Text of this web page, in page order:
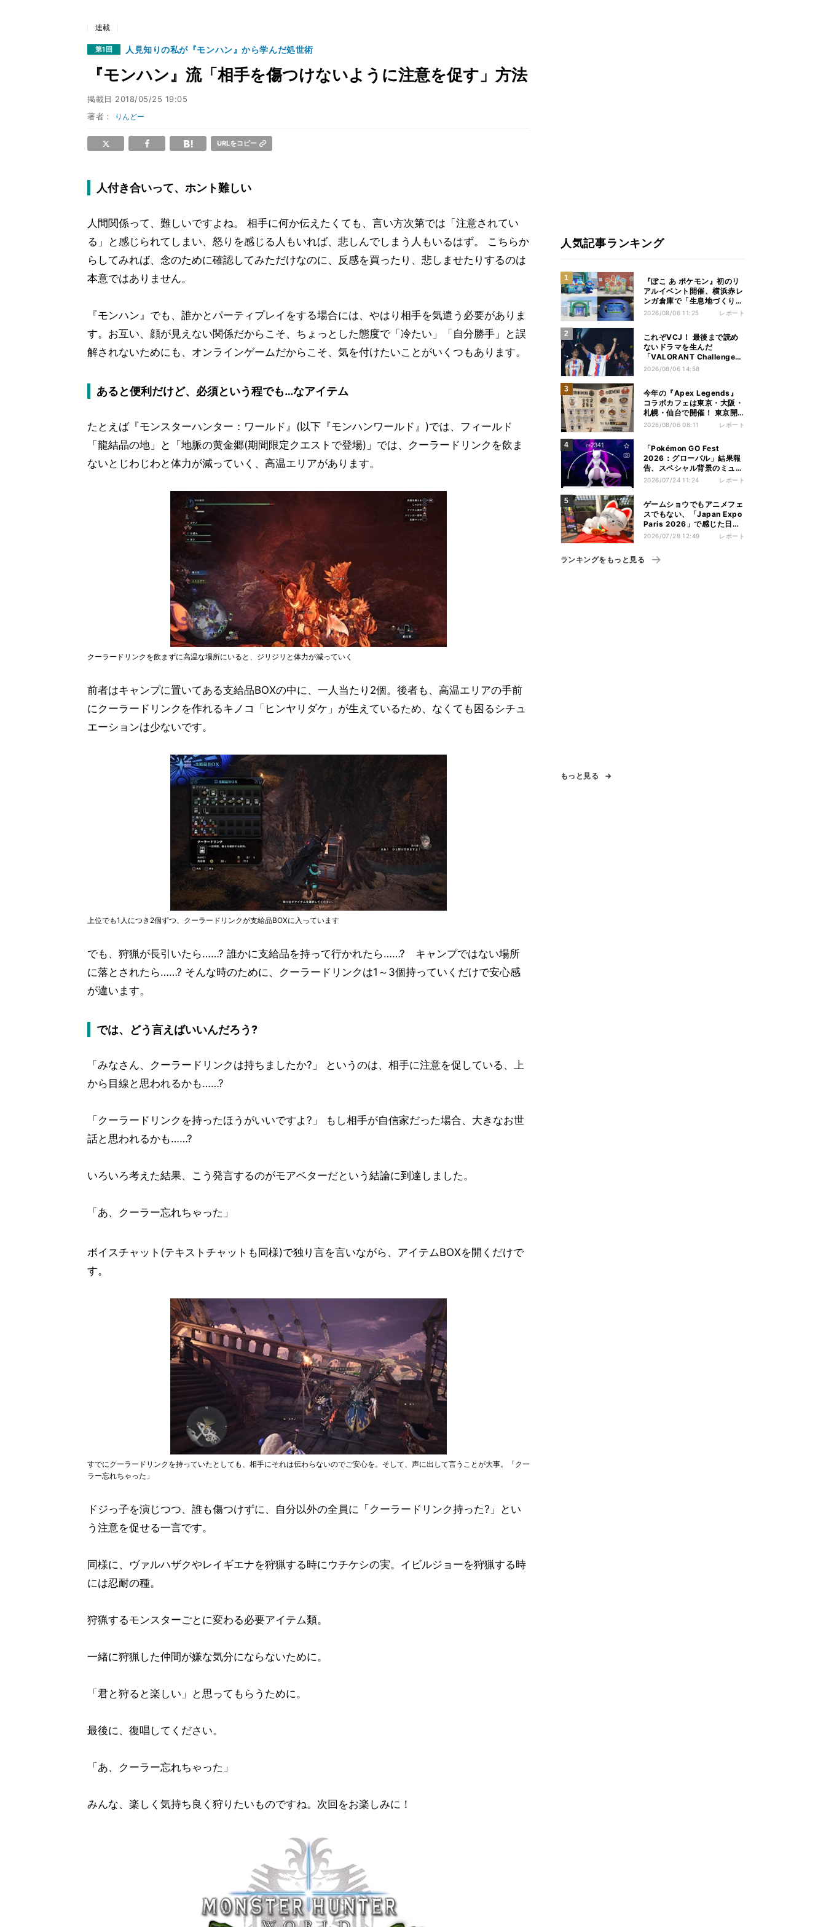
連載
第1回 人見知りの私が『モンハン』から学んだ処世術
『モンハン』流「相手を傷つけないように注意を促す」方法
掲載日 2018/05/25 19:05
著者：
りんどー
URLをコピー
人付き合いって、ホント難しい
人間関係って、難しいですよね。 相手に何か伝えたくても、言い方次第では「注意されてい
る」と感じられてしまい、怒りを感じる人もいれば、悲しんでしまう人もいるはず。 こちらか
らしてみれば、念のために確認してみただけなのに、反感を買ったり、悲しませたりするのは
本意ではありません。
『モンハン』でも、誰かとパーティプレイをする場合には、やはり相手を気遣う必要がありま
す。お互い、顔が見えない関係だからこそ、ちょっとした態度で「冷たい」「自分勝手」と誤
解されないためにも、オンラインゲームだからこそ、気を付けたいことがいくつもあります。
あると便利だけど、必須という程でも…なアイテム
たとえば『モンスターハンター：ワールド』(以下『モンハンワールド』)では、フィールド
「龍結晶の地」と「地脈の黄金郷(期間限定クエストで登場)」では、クーラードリンクを飲ま
ないとじわじわと体力が減っていく、高温エリアがあります。
クーラードリンクを飲まずに高温な場所にいると、ジリジリと体力が減っていく
前者はキャンプに置いてある支給品BOXの中に、一人当たり2個。後者も、高温エリアの手前
にクーラードリンクを作れるキノコ「ヒンヤリダケ」が生えているため、なくても困るシチュ
エーションは少ないです。
上位でも1人につき2個ずつ、クーラードリンクが支給品BOXに入っています
でも、狩猟が長引いたら……? 誰かに支給品を持って行かれたら……? キャンプではない場所
に落とされたら……? そんな時のために、クーラードリンクは1～3個持っていくだけで安心感
が違います。
では、どう言えばいいんだろう?
「みなさん、クーラードリンクは持ちましたか?」 というのは、相手に注意を促している、上
から目線と思われるかも……?
「クーラードリンクを持ったほうがいいですよ?」 もし相手が自信家だった場合、大きなお世
話と思われるかも……?
いろいろ考えた結果、こう発言するのがモアベターだという結論に到達しました。
「あ、クーラー忘れちゃった」
ボイスチャット(テキストチャットも同様)で独り言を言いながら、アイテムBOXを開くだけで
す。
すでにクーラードリンクを持っていたとしても、相手にそれは伝わらないのでご安心を。そして、声に出して言うことが大事。「クー
ラー忘れちゃった」
ドジっ子を演じつつ、誰も傷つけずに、自分以外の全員に「クーラードリンク持った?」とい
う注意を促せる一言です。
同様に、ヴァルハザクやレイギエナを狩猟する時にウチケシの実。イビルジョーを狩猟する時
には忍耐の種。
狩猟するモンスターごとに変わる必要アイテム類。
一緒に狩猟した仲間が嫌な気分にならないために。
「君と狩ると楽しい」と思ってもらうために。
最後に、復唱してください。
「あ、クーラー忘れちゃった」
みんな、楽しく気持ち良く狩りたいものですね。次回をお楽しみに！
人気記事ランキング
『ぽこ あ ポケモン』初のリ
アルイベント開催、横浜赤レ
ンガ倉庫で「生息地づくり」
を体験してきた
2026/08/06 11:25 レポート
これぞVCJ！ 最後まで読め
ないドラマを生んだ
「VALORANT Challengers
Japan 2026」オフラインを
2026/08/06 14:58
今年の『Apex Legends』
コラボカフェは東京・大阪・
札幌・仙台で開催！ 東京開
催分を見てきた
2026/08/06 08:11 レポート
「Pokémon GO Fest
2026：グローバル」結果報
告、スペシャル背景のミュウ
ツーや色違いポケモンもゲッ
2026/07/24 11:24 レポート
ゲームショウでもアニメフェ
スでもない、「Japan Expo
Paris 2026」で感じた日本
文化の熱量
2026/07/28 12:49 レポート
ランキングをもっと見る
もっと見る